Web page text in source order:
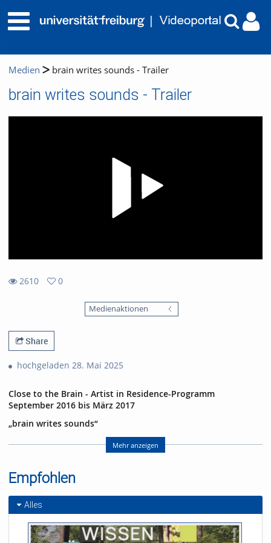
Medien brain writes sounds - Trailer
brain writes sounds - Trailer
2610
0
Medienaktionen
Share
hochgeladen 28. Mai 2025
Close to the Brain - Artist in Residence-Programm
September 2016 bis März 2017
„brain writes sounds“
07.03.2017 im E-Werk Freiburg
mit Harald Kimmig (Geige), Annette Pehnt (Text), Ephraim
(Versuchsperson)
Abspann:
Die Performance entstand im Rahmen desArtist in Residence-
Programms des Exzellenzclusters BrainLinks-BrainTools der
Universität Freiburg
Geige: Harald Kimmig
Mehr anzeigen
Empfohlen
Alles